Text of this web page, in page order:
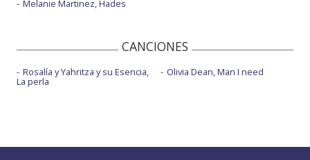
Melanie Martinez, Hades
CANCIONES
Rosalía y Yahritza y su Esencia,
La perla
Olivia Dean, Man I need